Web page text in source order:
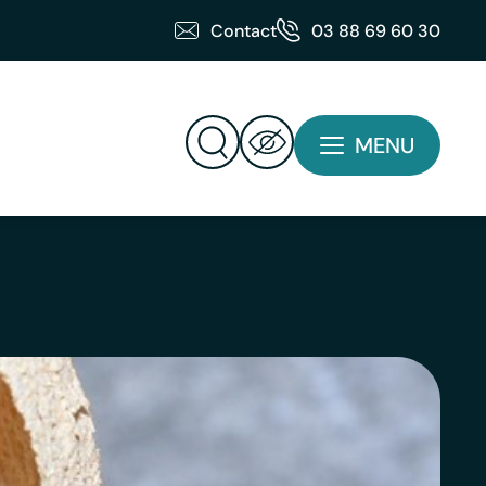
Contact 03 88 69 60 30
MENU